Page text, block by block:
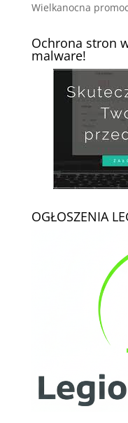
Wielkanocna
Ochrona stron
malware!
OGŁOSZENIA